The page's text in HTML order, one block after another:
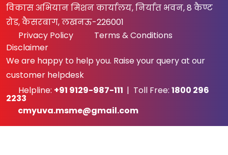
विकास अभियान मिशन कार्यालय, निर्यात भवन, 8 कैण्ट
रोड, कैसरबाग, लखनऊ-226001
Privacy Policy
Terms & Conditions
Disclaimer
We are happy to help you. Raise your query at our
customer helpdesk
Helpline: +91 9129-987-111 | Toll Free: 1800 296
2233
cmyuva.msme@gmail.com